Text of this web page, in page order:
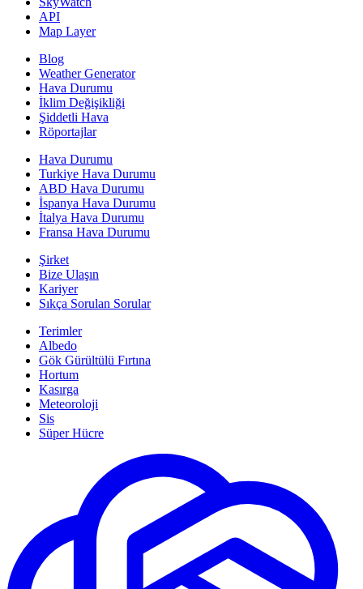
API
Map Layer
Blog
Weather Generator
Hava Durumu
İklim Değişikliği
Şiddetli Hava
Röportajlar
Hava Durumu
Turkiye Hava Durumu
ABD Hava Durumu
İspanya Hava Durumu
İtalya Hava Durumu
Fransa Hava Durumu
Şirket
Bize Ulaşın
Kariyer
Sıkça Sorulan Sorular
Terimler
Albedo
Gök Gürültülü Fırtına
Hortum
Kasırga
Meteoroloji
Sis
Süper Hücre